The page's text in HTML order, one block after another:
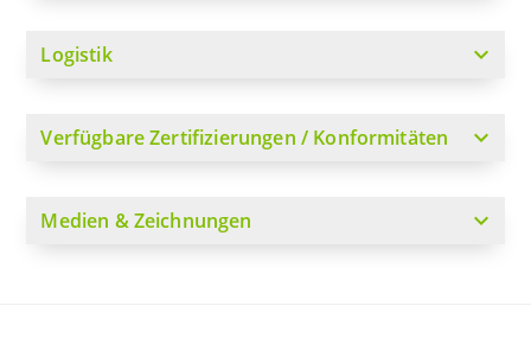
Logistik expand_more
Verfügbare Zertifizierungen / Konformitäten expand_more
Medien & Zeichnungen expand_more